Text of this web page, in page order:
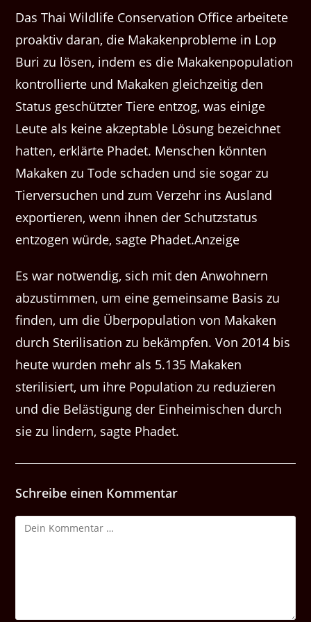
Das Thai Wildlife Conservation Office arbeitete
proaktiv daran, die Makakenprobleme in Lop
Buri zu lösen, indem es die Makakenpopulation
kontrollierte und Makaken gleichzeitig den
Status geschützter Tiere entzog, was einige
Leute als keine akzeptable Lösung bezeichnet
hatten, erklärte Phadet. Menschen könnten
Makaken zu Tode schaden und sie sogar zu
Tierversuchen und zum Verzehr ins Ausland
exportieren, wenn ihnen der Schutzstatus
entzogen würde, sagte Phadet.Anzeige
Es war notwendig, sich mit den Anwohnern
abzustimmen, um eine gemeinsame Basis zu
finden, um die Überpopulation von Makaken
durch Sterilisation zu bekämpfen. Von 2014 bis
heute wurden mehr als 5.135 Makaken
sterilisiert, um ihre Population zu reduzieren
und die Belästigung der Einheimischen durch
sie zu lindern, sagte Phadet.
Schreibe einen Kommentar
Kommentar